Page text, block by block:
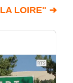
LA LOIRE" ➔